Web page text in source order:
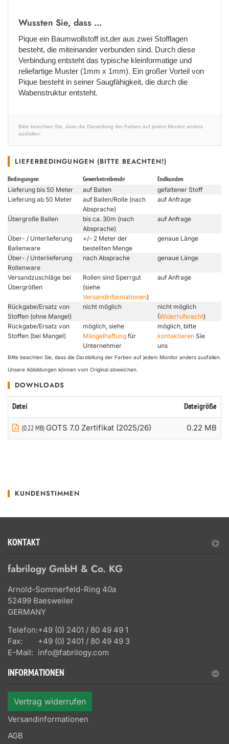
Wussten Sie, dass ...
Pique ein Baumwollstoff ist,der aus zwei Stofflagen
besteht, die miteinander verbunden sind. Durch diese
Verbindung entsteht das typische kleinformatige und
reliefartige Muster (1mm x 1mm). Ein großer Vorteil von
Pique besteht in seiner Saugfähigkeit, die durch die
Wabenstruktur entsteht.
Bitte beachten Sie, dass die Darstellung der Farben auf jedem Monitor anders
ausfallen.
LIEFERBEDINGUNGEN (BITTE BEACHTEN!)
Bedingungen Gewerbetreibende Endkunden
Lieferung bis 50 Meter auf Ballen
gefaltener Stoff
Lieferung ab 50 Meter
auf Ballen/Rolle (nach
Absprache)
auf Anfrage
Übergroße Ballen
bis ca. 30m (nach
Absprache)
auf Anfrage
Über- / Unterlieferung
Ballenware
+/- 2 Meter der
bestellten Menge
genaue Länge
Über- / Unterlieferung
Rollenware
nach Absprache genaue Länge
Versandzuschläge bei
Übergrößen
Rollen sind Sperrgut
(siehe
Versandinformationen)
auf Anfrage
Rückgabe/Ersatz von
Stoffen (ohne Mangel)
nicht möglich
nicht möglich
(Widerrufsrecht)
Rückgabe/Ersatz von
Stoffen (bei Mangel)
möglich, siehe
Mängelhaftung für
Unternehmer
möglich, bitte
kontaktieren Sie
uns
Bitte beachten Sie, dass die Darstellung der Farben auf jedem Monitor anders ausfallen.
Unsere Abbildungen können vom Original abweichen.
DOWNLOADS
Datei Dateigröße
(0.22 MB) GOTS 7.0 Zertifikat (2025/26) 0.22 MB
KUNDENSTIMMEN
KONTAKT
fabrilogy GmbH & Co. KG
Arnold-Sommerfeld-Ring 40a
52499 Baesweiler
GERMANY
Telefon:+49 (0) 2401 / 80 49 49 1
Fax:
+49 (0) 2401 / 80 49 49 3
E-Mail: info@fabrilogy.com
INFORMATIONEN
Vertrag widerrufen
Versandinformationen
AGB